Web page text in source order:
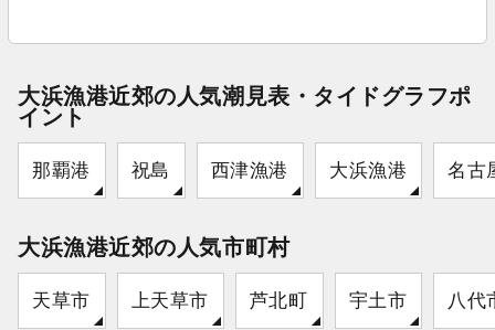
大浜漁港近郊の人気潮見表・タイドグラフポ
イント
那覇港 祝島 西津漁港 大浜漁港 名古
大浜漁港近郊の人気市町村
天草市 上天草市 芦北町 宇土市 八代